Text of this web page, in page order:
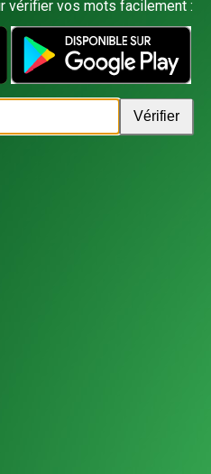
vérifier vos mots facilement :